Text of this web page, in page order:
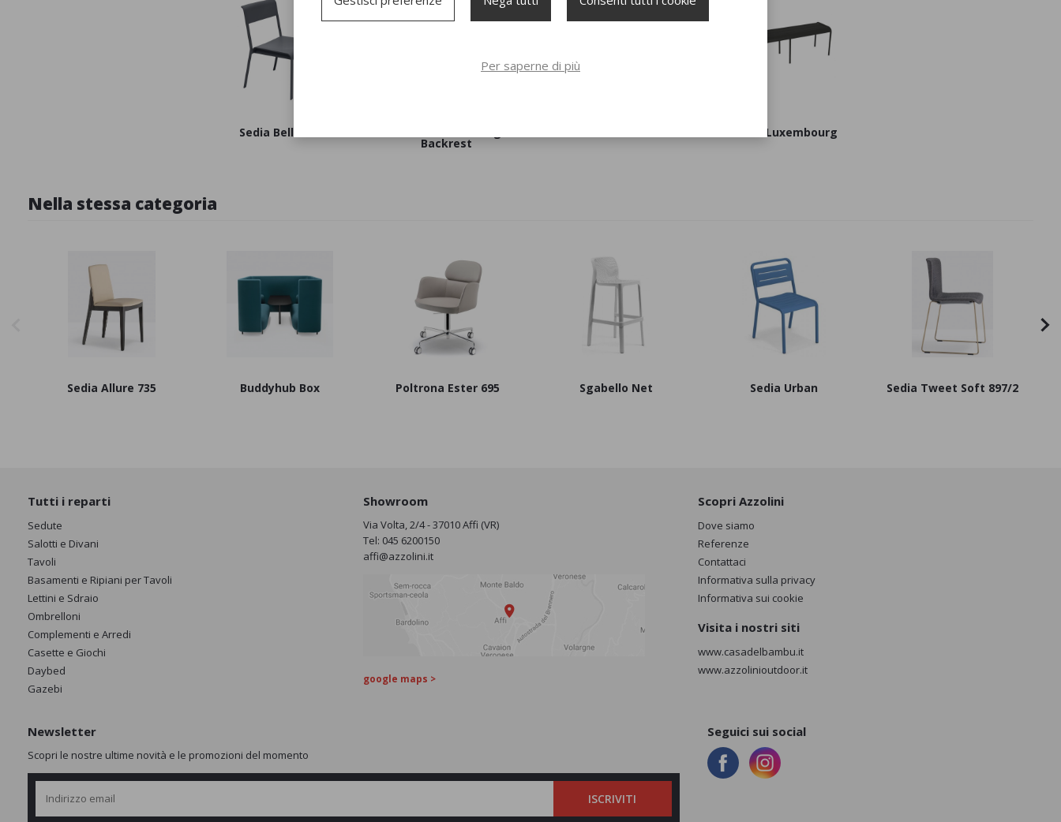
Sedia Bellevie
Backrest
Panca Luxembourg
Nella stessa categoria
Sedia Allure 735 Buddyhub Box Poltrona Ester 695 Sgabello Net Sedia Urban Sedia Tweet Soft 897/2
Tutti i reparti
Sedute
Salotti e Divani
Tavoli
Basamenti e Ripiani per Tavoli
Lettini e Sdraio
Ombrelloni
Complementi e Arredi
Casette e Giochi
Daybed
Gazebi
Showroom
Via Volta, 2/4 - 37010 Affi (VR)
Tel: 045 6200150
affi@azzolini.it
google maps >
Scopri Azzolini
Dove siamo
Referenze
Contattaci
Informativa sulla privacy
Informativa sui cookie
Visita i nostri siti
www.casadelbambu.it
www.azzolinioutdoor.it
Newsletter
Scopri le nostre ultime novità e le promozioni del momento
ISCRIVITI
Seguici sui social
Per saperne di più